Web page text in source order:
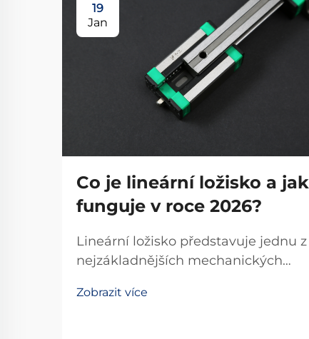
19
Jan
Co je lineární ložisko a jak
funguje v roce 2026?
Lineární ložisko představuje jednu z
nejzákladnějších mechanických
automatizaci a přesné technice. Tyto
Zobrazit více